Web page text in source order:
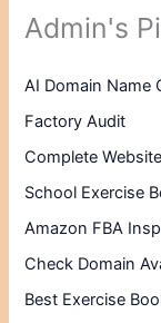
Admin's
AI Domain Name
Factory Audit
Complete
School Exercise
Amazon FBA
Check Domain
Best Exercise